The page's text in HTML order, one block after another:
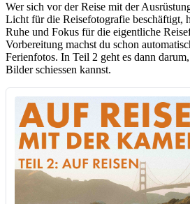
Wer sich vor der Reise mit der
Licht für die Reisefotografie beschäftigt,
Ruhe und Fokus für die eigentliche
Vorbereitung machst du schon
Ferienfotos. In Teil 2 geht es dann
Bilder schiessen kannst.